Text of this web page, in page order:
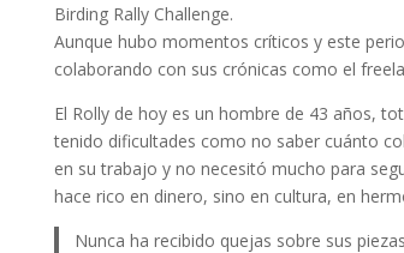
Birding Rally Challenge.
Aunque hubo momentos críticos y este
colaborando con sus crónicas como el
El Rolly de hoy es un hombre de 43 años,
tenido dificultades como no saber cuánto
en su trabajo y no necesitó mucho para
hace rico en dinero, sino en cultura, en
Nunca ha recibido quejas sobre sus